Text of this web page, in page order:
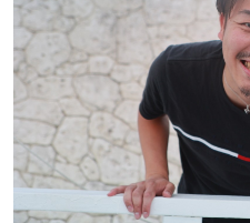
OS やエディタ、IDE と
任で好きなものを使うこ
企画を決定する場に、
参加している
タスクの見積もりは、実
となって行う
全体のスケジュール管